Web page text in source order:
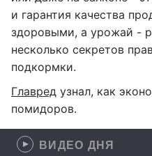
и гарантия качества
здоровыми, а урожай -
несколько секретов
подкормки.
Главред узнал, как
помидоров.
ВИДЕО ДНЯ